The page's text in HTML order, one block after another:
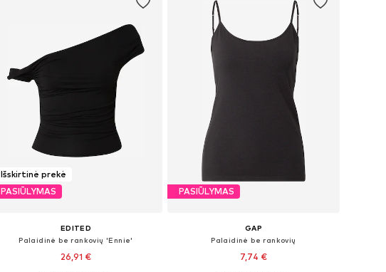
Išskirtinė prekė
PASIŪLYMAS
EDITED
Palaidinė be rankovių 'Ennie'
26,91 €
PASIŪLYMAS
GAP
Palaidinė be rankovių
7,74 €